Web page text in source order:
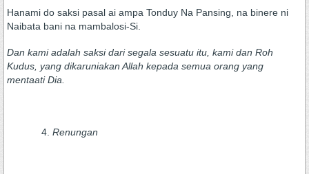
Hanami do saksi pasal ai ampa Tonduy Na Pansing, na binere ni
Naibata bani na mambalosi-Si.
Dan kami adalah saksi dari segala sesuatu itu, kami dan Roh
Kudus, yang dikaruniakan Allah kepada semua orang yang
mentaati Dia.
Renungan